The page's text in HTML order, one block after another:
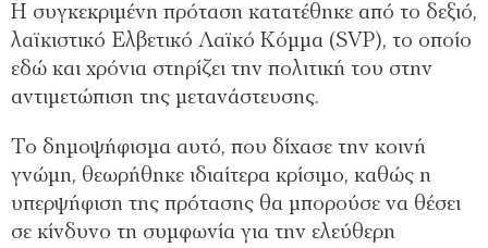
Η συγκεκριμένη πρόταση κατατέθηκε από το δεξιό,
λαϊκιστικό Ελβετικό Λαϊκό Κόμμα (SVP), το οποίο
εδώ και χρόνια στηρίζει την πολιτική του στην
αντιμετώπιση της μετανάστευσης.
Το δημοψήφισμα αυτό, που δίχασε την κοινή
γνώμη, θεωρήθηκε ιδιαίτερα κρίσιμο, καθώς η
υπερψήφιση της πρότασης θα μπορούσε να θέσει
σε κίνδυνο τη συμφωνία για την ελεύθερη